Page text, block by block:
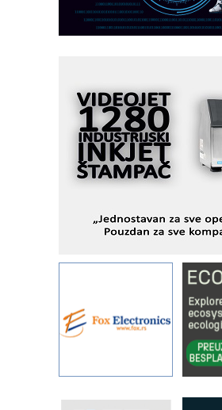
KIP KOP – napredna
savremene industrijske i
objekte
rešenjima
IBeRTIM - oprema za
kontrole kvaliteta
STAUFF – Komponente
povećavaju pouzdanost
sistema
pouzdanost u transferu
rešenja za filtraciju u
procesnim sistemima
Art Utopia Studio –
industrije i biznisa
RILINEX kompanije Rittal
FANUC: Najbolje za
automatizaciju
Efikasno upravljanje